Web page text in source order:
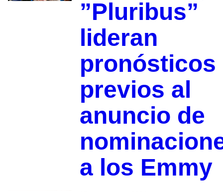
”Pluribus”
lideran
pronósticos
previos al
anuncio de
a los Emmy